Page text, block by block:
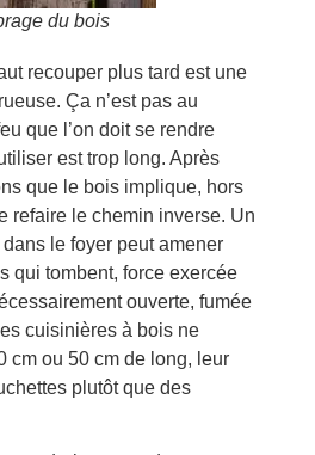
du bois
recouper plus tard est une
Ça n’est pas au
que l’on doit se rendre
est trop long. Après
que le bois implique, hors
refaire le chemin inverse. Un
le foyer peut amener
qui tombent, force exercée
ouverte, fumée
cuisinières à bois ne
cm ou 50 cm de long, leur
plutôt que des